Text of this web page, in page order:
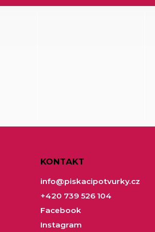
KONTAKT
info@piskacipotvurky.cz
+420 739 526 104
Facebook
Instagram